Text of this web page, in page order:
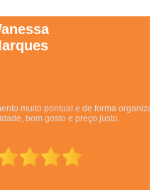
pontual e de forma organizada.
gosto e preço justo.